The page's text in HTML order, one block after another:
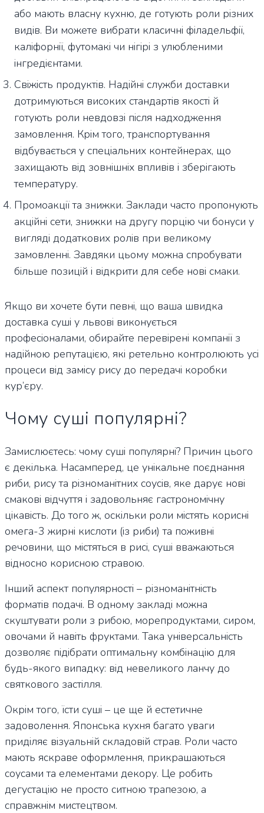
або мають власну кухню, де готують роли різних
видів. Ви можете вибрати класичні філадельфії,
каліфорнії, футомакі чи нігірі з улюбленими
інгредієнтами.
Свіжість продуктів. Надійні служби доставки
дотримуються високих стандартів якості й
готують роли невдовзі після надходження
замовлення. Крім того, транспортування
відбувається у спеціальних контейнерах, що
захищають від зовнішніх впливів і зберігають
температуру.
Промоакції та знижки. Заклади часто пропонують
акційні сети, знижки на другу порцію чи бонуси у
вигляді додаткових ролів при великому
замовленні. Завдяки цьому можна спробувати
більше позицій і відкрити для себе нові смаки.
Якщо ви хочете бути певні, що ваша швидка
доставка суші у львові виконується
професіоналами, обирайте перевірені компанії з
надійною репутацією, які ретельно контролюють усі
процеси від замісу рису до передачі коробки
кур’єру.
Чому суші популярні?
Замислюєтесь: чому суші популярні? Причин цього
є декілька. Насамперед, це унікальне поєднання
риби, рису та різноманітних соусів, яке дарує нові
смакові відчуття і задовольняє гастрономічну
цікавість. До того ж, оскільки роли містять корисні
омега-3 жирні кислоти (із риби) та поживні
речовини, що містяться в рисі, суші вважаються
відносно корисною стравою.
Інший аспект популярності – різноманітність
форматів подачі. В одному закладі можна
скуштувати роли з рибою, морепродуктами, сиром,
овочами й навіть фруктами. Така універсальність
дозволяє підібрати оптимальну комбінацію для
будь-якого випадку: від невеликого ланчу до
святкового застілля.
Окрім того, їсти суші – це ще й естетичне
задоволення. Японська кухня багато уваги
приділяє візуальній складовій страв. Роли часто
мають яскраве оформлення, прикрашаються
соусами та елементами декору. Це робить
дегустацію не просто ситною трапезою, а
справжнім мистецтвом.